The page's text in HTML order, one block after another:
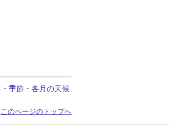
季節・各月の天候
このページのトップへ